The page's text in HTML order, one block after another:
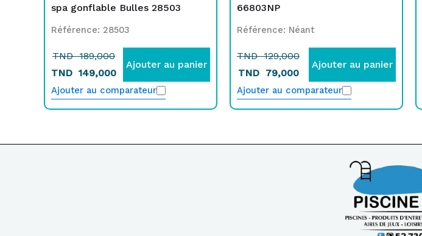
spa gonflable Bulles 28503
Référence: 28503
TND189,000
TND 149,000
Ajouter au panier
Ajouter au comparateur
66803NP
Référence: Néant
TND129,000
TND 79,000
Ajouter au panier
Ajouter au comparateur